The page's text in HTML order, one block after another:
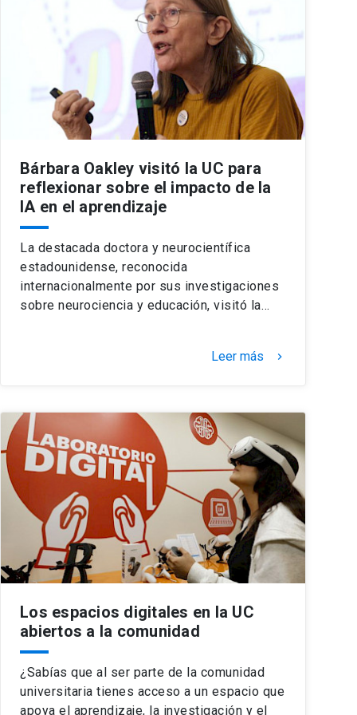
Bárbara Oakley visitó la UC para
reflexionar sobre el impacto de la
IA en el aprendizaje
La destacada doctora y neurocientífica
estadounidense, reconocida
internacionalmente por sus investigaciones
sobre neurociencia y educación, visitó la…
Leer más keyboard_arrow_right
Los espacios digitales en la UC
abiertos a la comunidad
¿Sabías que al ser parte de la comunidad
universitaria tienes acceso a un espacio que
apoya el aprendizaje, la investigación y el